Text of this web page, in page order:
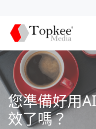
您準備好用
效了嗎？